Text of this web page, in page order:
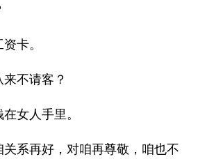
卡。
不请客？
女人手里。
系再好，对咱再尊敬，咱也不